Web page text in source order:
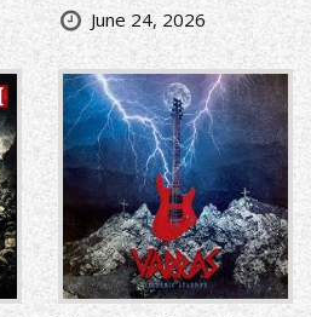
June 24, 2026